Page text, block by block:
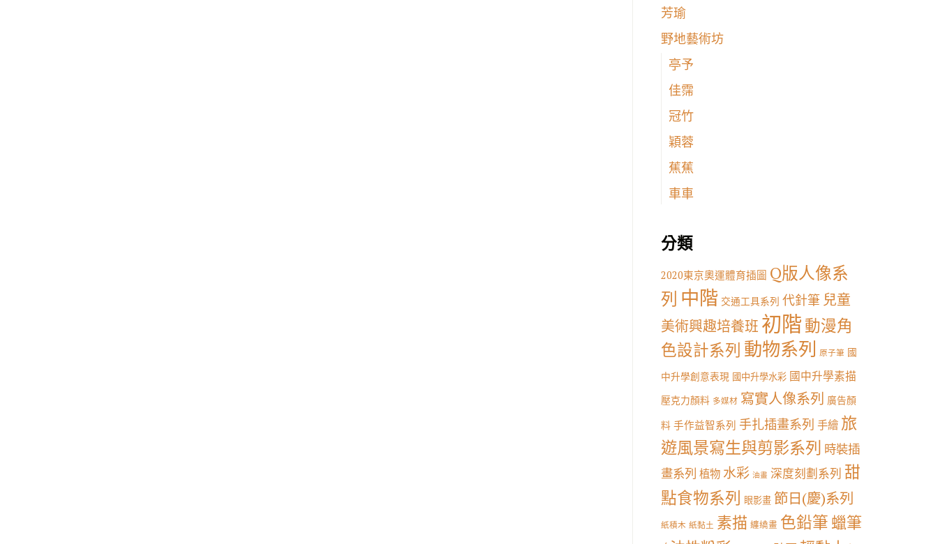
芳瑜
野地藝術坊
亭予
佳霈
冠竹
穎蓉
蕉蕉
車車
分類
2020東京奧運體育插圖 Q版人像系
列 中階 交通工具系列 代針筆 兒童
美術興趣培養班 初階 動漫角
色設計系列 動物系列 原子筆 國
中升學創意表現 國中升學水彩 國中升學素描
壓克力顏料 多媒材 寫實人像系列
廣告顏
料 手作益智系列 手扎插畫系列 手繪 旅
遊風景寫生與剪影系列 時裝插
畫系列 植物 水彩 油畫 深度刻劃系列 甜
點食物系列 眼影畫 節日(慶)系列
紙積木 紙黏土 素描 纏繞畫 色鉛筆 蠟筆